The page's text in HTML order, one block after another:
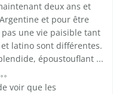
deux ans et
et pour être
une vie paisible tant
latino sont différentes.
époustouflant ...
voir que les